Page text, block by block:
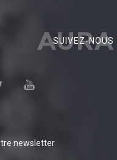
AURA
SUIVEZ-NOUS
newsletter